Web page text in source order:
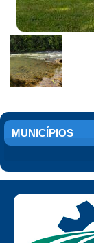
MUNICÍPIOS